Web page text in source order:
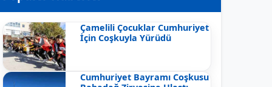
Çamelili Çocuklar Cumhuriyet
İçin Coşkuyla Yürüdü
Cumhuriyet Bayramı Coşkusu